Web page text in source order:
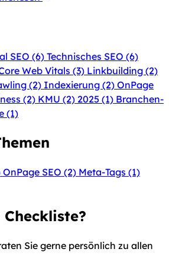
SEO (6) Technisches SEO (6)
Web Vitals (3) Linkbuilding (2)
(2) Indexierung (2) OnPage
(2) KMU (2) 2025 (1) Branchen-
(1)
OnPage SEO (2) Meta-Tags (1)
Checkliste?
Sie gerne persönlich zu allen